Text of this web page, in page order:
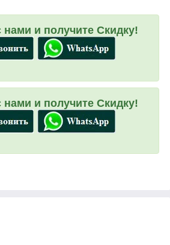
и получите Скидку!
и получите Скидку!